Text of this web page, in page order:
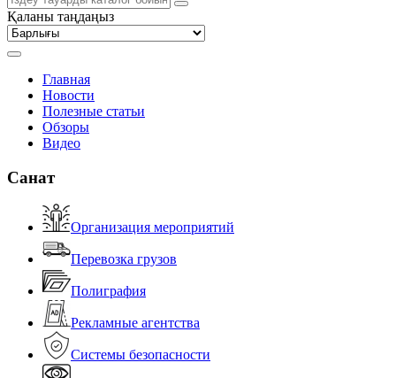
Қаланы таңдаңыз
Главная
Новости
Полезные статьи
Обзоры
Видео
Санат
Организация мероприятий
Перевозка грузов
Полиграфия
Рекламные агентства
Системы безопасности